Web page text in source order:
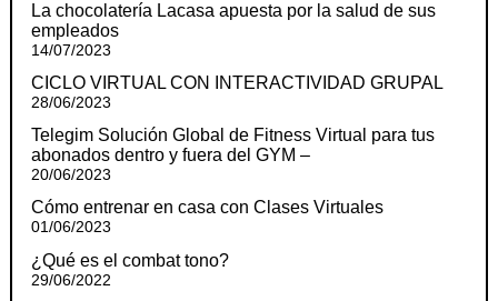
La chocolatería Lacasa apuesta por la salud de sus
empleados
14/07/2023
CICLO VIRTUAL CON INTERACTIVIDAD GRUPAL
28/06/2023
Telegim Solución Global de Fitness Virtual para tus
abonados dentro y fuera del GYM –
20/06/2023
Cómo entrenar en casa con Clases Virtuales
01/06/2023
¿Qué es el combat tono?
29/06/2022